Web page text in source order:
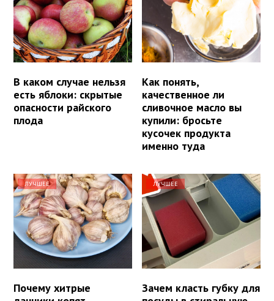
В каком случае нельзя
есть яблоки: скрытые
опасности райского
плода
Как понять,
качественное ли
сливочное масло вы
купили: бросьте
кусочек продукта
именно туда
ЛУЧШЕЕ
Почему хитрые
ЛУЧШЕЕ
Зачем класть губку для